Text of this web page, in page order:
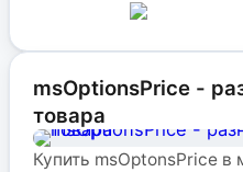
msOptionsPrice -
товара
Купить msOptonsPrice в